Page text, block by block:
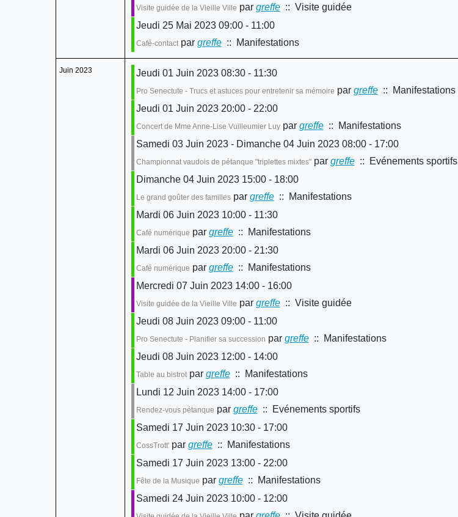
Visite guidée de la Vieille Ville par greffe:: Visite guidée
Jeudi 25 Mai 2023 09:00 - 11:00
Café-contactpar greffe:: Manifestations
Juin 2023 Jeudi 01 Juin 2023 08:30 - 11:30
Pro Senectute - Trucs et astuces pour entretenir sa mémoire par greffe:: Manifestations
Jeudi 01 Juin 2023 20:00 - 22:00
Concert de Mme Anne-Lise Vuilleumier Luypar greffe:: Manifestations
Samedi 03 Juin 2023 - Dimanche 04 Juin 2023 08:00 - 17:00
Championnat vaudois de pétanque "triplettes mixtes"par greffe:: Evénements sportifs
Dimanche 04 Juin 2023 15:00 - 18:00
Le grand goûter des famillespar greffe:: Manifestations
Mardi 06 Juin 2023 10:00 - 11:30
Café numérique par greffe:: Manifestations
Mardi 06 Juin 2023 20:00 - 21:30
Café numérique par greffe:: Manifestations
Mercredi 07 Juin 2023 14:00 - 16:00
Visite guidée de la Vieille Ville par greffe:: Visite guidée
Jeudi 08 Juin 2023 09:00 - 11:00
Pro Senectute - Planifier sa succession par greffe:: Manifestations
Jeudi 08 Juin 2023 12:00 - 14:00
Table au bistrotpar greffe:: Manifestations
Lundi 12 Juin 2023 14:00 - 17:00
Rendez-vous pétanque par greffe:: Evénements sportifs
Samedi 17 Juin 2023 10:30 - 17:00
CossTrott'par greffe:: Manifestations
Samedi 17 Juin 2023 13:00 - 22:00
Fête de la Musique par greffe:: Manifestations
Samedi 24 Juin 2023 10:00 - 12:00